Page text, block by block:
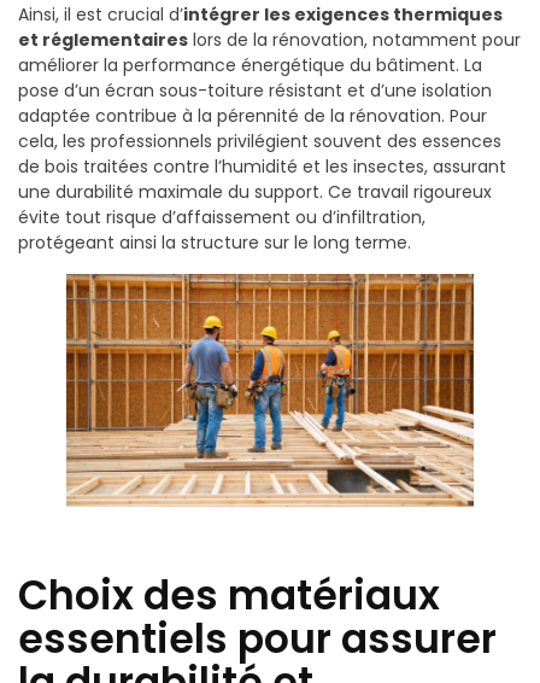
Ainsi, il est crucial d’intégrer les exigences thermiques
et réglementaires lors de la rénovation, notamment pour
améliorer la performance énergétique du bâtiment. La
pose d’un écran sous-toiture résistant et d’une isolation
adaptée contribue à la pérennité de la rénovation. Pour
cela, les professionnels privilégient souvent des essences
de bois traitées contre l’humidité et les insectes, assurant
une durabilité maximale du support. Ce travail rigoureux
évite tout risque d’affaissement ou d’infiltration,
protégeant ainsi la structure sur le long terme.
Choix des matériaux
essentiels pour assurer